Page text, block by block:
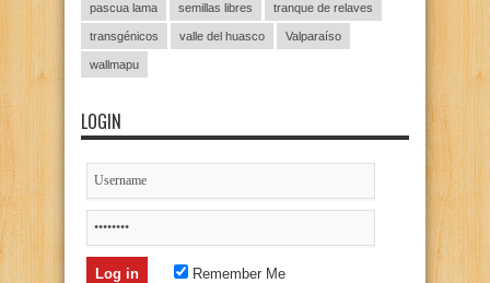
pascua lama semillas libres tranque de relaves
transgénicos valle del huasco Valparaíso
wallmapu
LOGIN
Remember Me